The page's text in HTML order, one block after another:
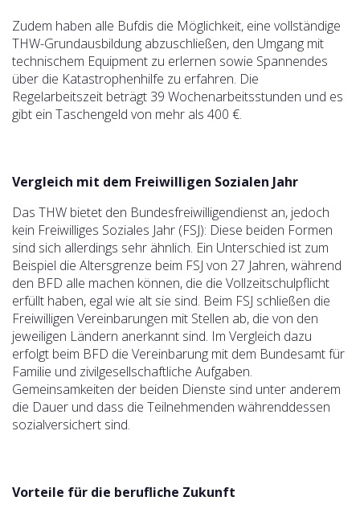
Zudem haben alle Bufdis die Möglichkeit, eine vollständige
THW-Grundausbildung abzuschließen, den Umgang mit
technischem Equipment zu erlernen sowie Spannendes
über die Katastrophenhilfe zu erfahren. Die
Regelarbeitszeit beträgt 39 Wochenarbeitsstunden und es
gibt ein Taschengeld von mehr als 400 €.
Vergleich mit dem Freiwilligen Sozialen Jahr
Das THW bietet den Bundesfreiwilligendienst an, jedoch
kein Freiwilliges Soziales Jahr (FSJ): Diese beiden Formen
sind sich allerdings sehr ähnlich. Ein Unterschied ist zum
Beispiel die Altersgrenze beim FSJ von 27 Jahren, während
den BFD alle machen können, die die Vollzeitschulpflicht
erfüllt haben, egal wie alt sie sind. Beim FSJ schließen die
Freiwilligen Vereinbarungen mit Stellen ab, die von den
jeweiligen Ländern anerkannt sind. Im Vergleich dazu
erfolgt beim BFD die Vereinbarung mit dem Bundesamt für
Familie und zivilgesellschaftliche Aufgaben.
Gemeinsamkeiten der beiden Dienste sind unter anderem
die Dauer und dass die Teilnehmenden währenddessen
sozialversichert sind.
Vorteile für die berufliche Zukunft